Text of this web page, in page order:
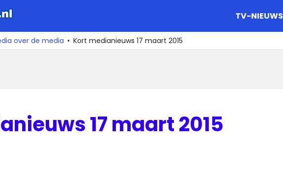
TV-NIEUWS
over de media Kort medianieuws 17 maart 2015
17 maart 2015